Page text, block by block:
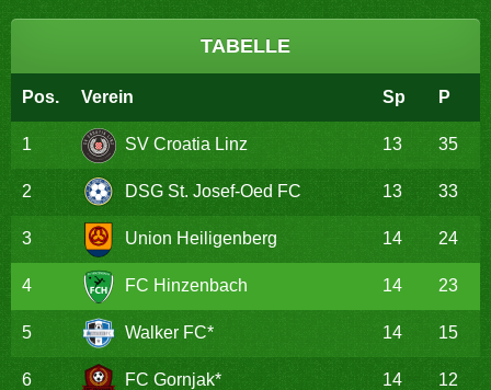
TABELLE
Pos. Verein Sp P
1 SV Croatia Linz 13 35
2 DSG St. Josef-Oed FC 13 33
3 Union Heiligenberg 14 24
4 FC Hinzenbach 14 23
5 Walker FC* 14 15
6 FC Gornjak* 14 12